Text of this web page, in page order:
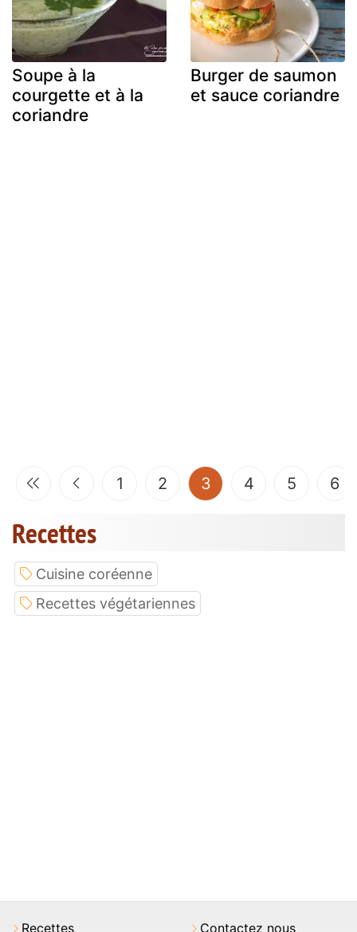
Soupe à la
courgette et à la
coriandre
Burger de saumon
et sauce coriandre
1 2 3(current)
4 5 6
Recettes
Cuisine coréenne
Recettes végétariennes
Recettes Contactez nous